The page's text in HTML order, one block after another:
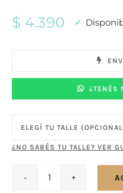
$ 4.390
¿TENÉS
¿NO SABÉS TU TALLE? VER